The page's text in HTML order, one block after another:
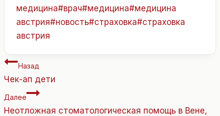
записи:
медицина#врач#медицина#медицина
австрия#новость#страховка#страховка
австрия
Навигация
по
записям
Назад
Чек-ап дети
Далее
Неотложная стоматологическая помощь в Вене,